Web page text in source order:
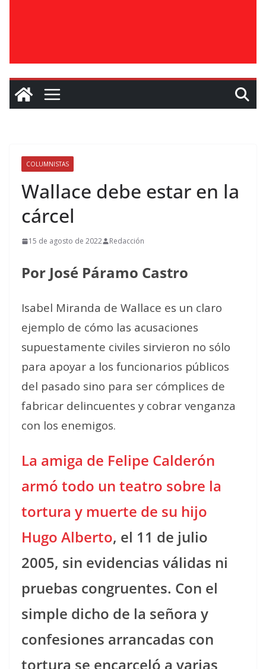
COLUMNISTAS
Wallace debe estar en la
cárcel
15 de agosto de 2022 Redacción
Por José Páramo Castro
Isabel Miranda de Wallace es un claro
ejemplo de cómo las acusaciones
supuestamente civiles sirvieron no sólo
para apoyar a los funcionarios públicos
del pasado sino para ser cómplices de
fabricar delincuentes y cobrar venganza
con los enemigos.
La amiga de Felipe Calderón
armó todo un teatro sobre la
tortura y muerte de su hijo
Hugo Alberto, el 11 de julio
2005, sin evidencias válidas ni
pruebas congruentes. Con el
simple dicho de la señora y
confesiones arrancadas con
tortura se encarceló a varias